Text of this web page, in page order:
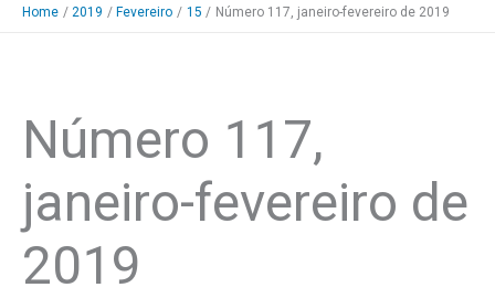
Home 2019 Fevereiro 15 Número 117, janeiro-fevereiro de 2019
Número 117,
janeiro-fevereiro de
2019